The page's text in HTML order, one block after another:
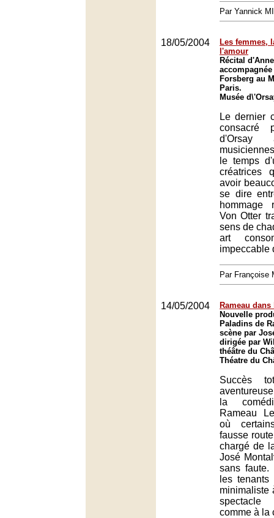
Par Yannick
18/05/2004
Les femmes,
l'amour
Récital
Forsberg au
Paris.
Musée
Le dernier
consacré
d'Orsay
le temps
créatrices
avoir
se dire
hommage
Von Otter
sens de
art
impeccable
Par Françoise
14/05/2004
Rameau
Nouvelle
Paladins de
scène par
dirigée par
théâtre du
Théatre du
Succès
la
Rameau
où
fausse
chargé de
José
sans faute.
les
minimaliste
comme à la